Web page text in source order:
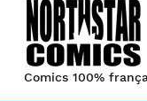
Comics 100%